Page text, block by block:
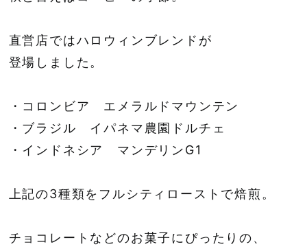
直営店ではハロウィンブレンドが
登場しました。
・コロンビア エメラルドマウンテン
・ブラジル イパネマ農園ドルチェ
・インドネシア マンデリンG1
上記の3種類をフルシティローストで焙煎。
チョコレートなどのお菓子にぴったりの、